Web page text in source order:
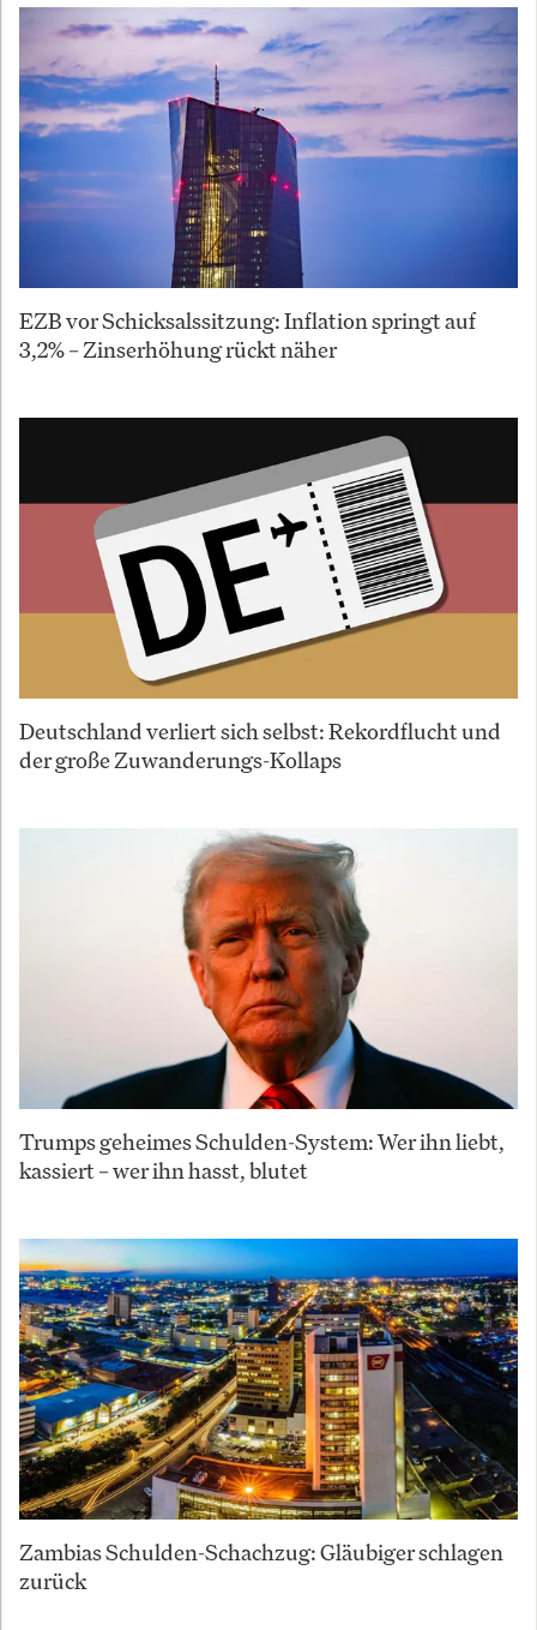
EZB vor Schicksalssitzung: Inflation springt auf
3,2% – Zinserhöhung rückt näher
Deutschland verliert sich selbst: Rekordflucht und
der große Zuwanderungs-Kollaps
Trumps geheimes Schulden-System: Wer ihn liebt,
kassiert – wer ihn hasst, blutet
Zambias Schulden-Schachzug: Gläubiger schlagen
zurück